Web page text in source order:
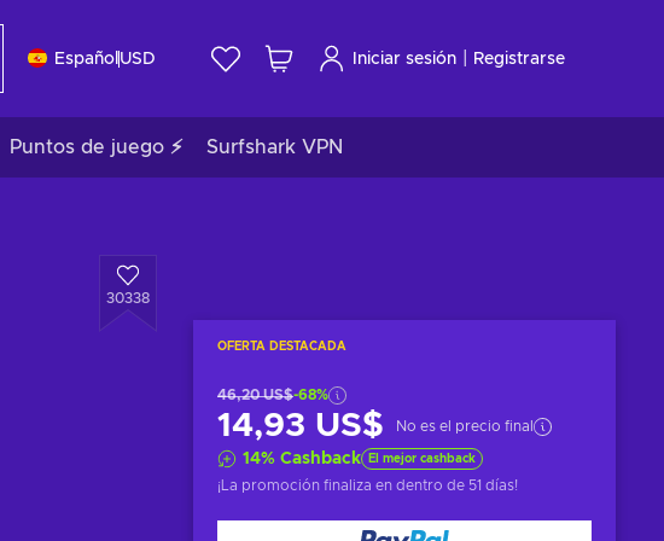
Español USD Iniciar sesión Registrarse
Puntos de juego ⚡ Surfshark VPN
30338
OFERTA DESTACADA
46,20 US$-68%
14,93 US$ No es el precio final
14% Cashback El mejor cashback
¡La promoción finaliza en dentro de 51 días!